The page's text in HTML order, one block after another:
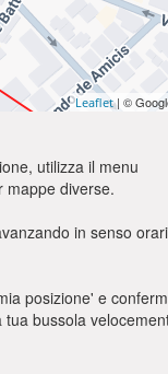
Leaflet| ©
utilizza il menu
mappe diverse.
in senso
posizione' e
bussola